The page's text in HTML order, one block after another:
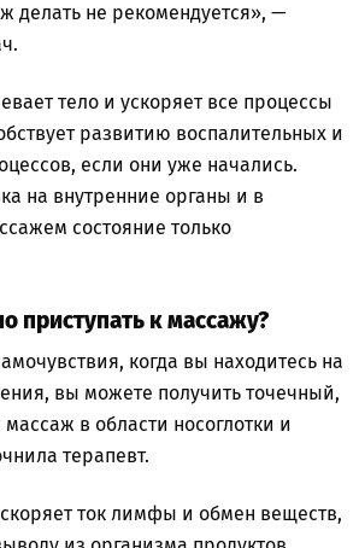
делать не рекомендуется», —
тело и ускоряет все процессы
развитию воспалительных и
если они уже начались.
на внутренние органы и в
состояние только
приступать к массажу?
когда вы находитесь на
вы можете получить точечный,
в области носоглотки и
терапевт.
ток лимфы и обмен веществ,